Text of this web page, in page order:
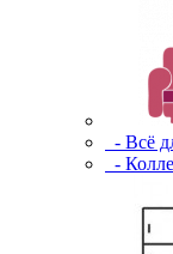
- Всё
-